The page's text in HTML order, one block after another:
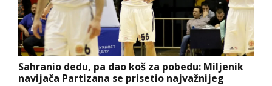
Sahranio dedu, pa dao koš za pobedu: Miljenik
navijača Partizana se prisetio najvažnijeg